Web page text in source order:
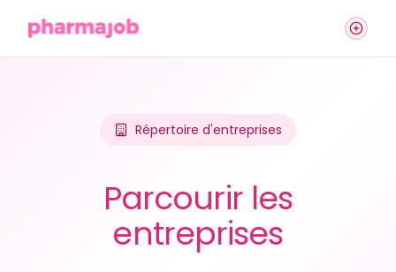
Répertoire d'entreprises
Parcourir les
entreprises